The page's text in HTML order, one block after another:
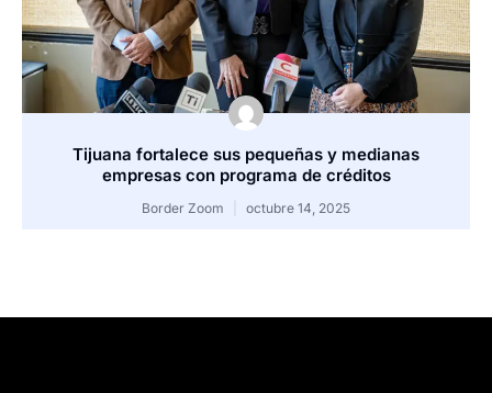
Tijuana fortalece sus pequeñas y medianas
empresas con programa de créditos
Border Zoom octubre 14, 2025